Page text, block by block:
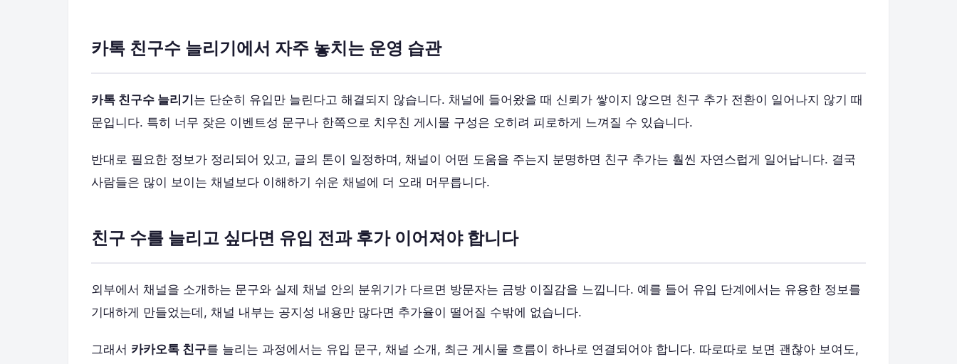
카톡 친구수 늘리기에서 자주 놓치는 운영 습관
카톡 친구수 늘리기 는 단순히 유입만 늘린다고 해결되지 않습니다. 채널에 들어왔을 때 신뢰가 쌓이지 않으면 친구 추가 전환이 일어나지 않기 때
문입니다. 특히 너무 잦은 이벤트성 문구나 한쪽으로 치우친 게시물 구성은 오히려 피로하게 느껴질 수 있습니다.
반대로 필요한 정보가 정리되어 있고, 글의 톤이 일정하며, 채널이 어떤 도움을 주는지 분명하면 친구 추가는 훨씬 자연스럽게 일어납니다. 결국
사람들은 많이 보이는 채널보다 이해하기 쉬운 채널에 더 오래 머무릅니다.
친구 수를 늘리고 싶다면 유입 전과 후가 이어져야 합니다
외부에서 채널을 소개하는 문구와 실제 채널 안의 분위기가 다르면 방문자는 금방 이질감을 느낍니다. 예를 들어 유입 단계에서는 유용한 정보를
기대하게 만들었는데, 채널 내부는 공지성 내용만 많다면 추가율이 떨어질 수밖에 없습니다.
그래서 카카오톡 친구를 늘리는 과정에서는 유입 문구, 채널 소개, 최근 게시물 흐름이 하나로 연결되어야 합니다. 따로따로 보면 괜찮아 보여도,